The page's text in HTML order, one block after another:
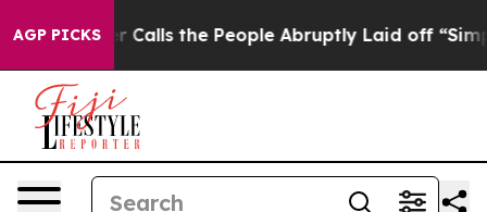
AGP PICKS
Owner Calls the People Abruptly Laid off “Simply